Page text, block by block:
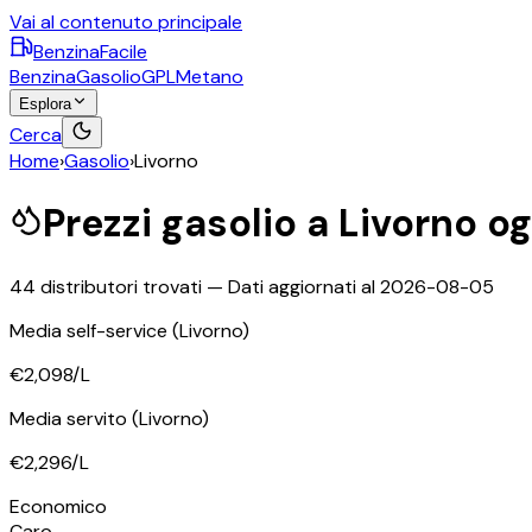
Vai al contenuto principale
BenzinaFacile
BenzinaGasolioGPLMetano
Esplora
Cerca
Home›Gasolio›Livorno
Prezzi gasolio a Livorno
44 distributori trovati — Dati aggiornati al2026-08-05
Media self-service (Livorno)
€2,098/L
Media servito (Livorno)
€2,296/L
Economico